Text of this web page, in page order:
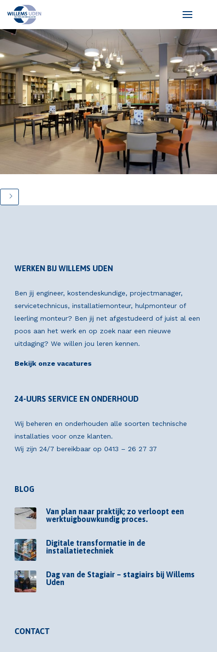
WERKEN BIJ WILLEMS UDEN
Ben jij engineer, kostendeskundige, projectmanager,
servicetechnicus, installatiemonteur, hulpmonteur of
leerling monteur? Ben jij net afgestudeerd of juist al een
poos aan het werk en op zoek naar een nieuwe
uitdaging? We willen jou leren kennen.
Bekijk onze vacatures
24-UURS SERVICE EN ONDERHOUD
Wij beheren en onderhouden alle soorten technische
installaties voor onze klanten.
Wij zijn 24/7 bereikbaar op 0413 – 26 27 37
BLOG
Van plan naar praktijk; zo verloopt een
werktuigbouwkundig proces.
Digitale transformatie in de
installatietechniek
Dag van de Stagiair – stagiairs bij Willems
Uden
CONTACT